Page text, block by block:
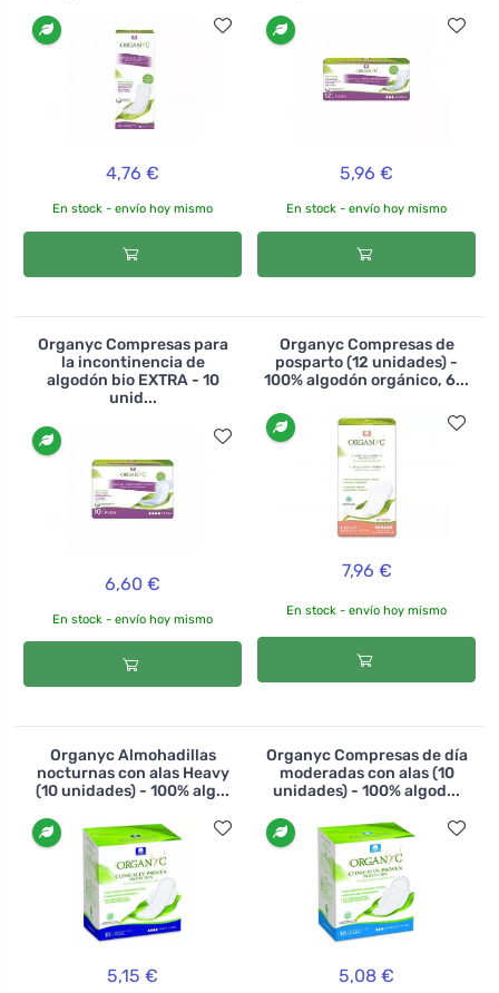
4,76 €
En stock - envío hoy mismo
5,96 €
En stock - envío hoy mismo
Organyc Compresas para
la incontinencia de
algodón bio EXTRA - 10
unid...
6,60 €
En stock - envío hoy mismo
Organyc Compresas de
posparto (12 unidades) -
100% algodón orgánico, 6...
7,96 €
En stock - envío hoy mismo
Organyc Almohadillas
nocturnas con alas Heavy
(10 unidades) - 100% alg...
5,15 €
Organyc Compresas de día
moderadas con alas (10
unidades) - 100% algod...
5,08 €